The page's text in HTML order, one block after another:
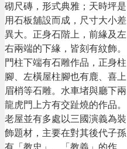
砌尺磚，形式典雅；天時坪是
用石板舖設而成，尺寸大小差
異大。正身石階上，前緣及左
右兩端的下緣，皆刻有紋飾。
門柱下端有石雕作品，正身柱
腳、左橫屋柱腳也有鹿、喜上
眉梢等石雕。水車堵與廳下兩
龍虎門上方有交趾燒的作品。
老屋並有多處以三國演義為裝
飾題材，主要在對其後代子孫
有「教忠」、「教義」的作